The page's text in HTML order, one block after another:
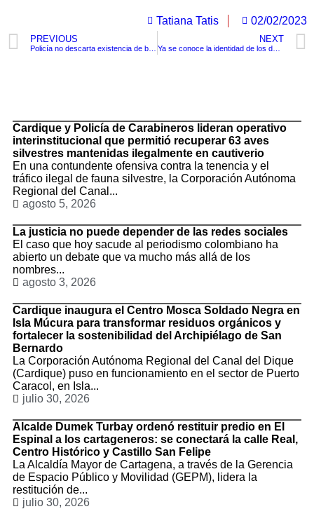
Tatiana Tatis 02/02/2023
PREVIOUS NEXT
Ya se conoce la identidad de los dos jóvenes hallados muertos en un avión de Avianca.
Cardique y Policía de Carabineros lideran operativo
interinstitucional que permitió recuperar 63 aves
silvestres mantenidas ilegalmente en cautiverio
En una contundente ofensiva contra la tenencia y el
tráfico ilegal de fauna silvestre, la Corporación Autónoma
Regional del Canal...
agosto 5, 2026
La justicia no puede depender de las redes sociales
El caso que hoy sacude al periodismo colombiano ha
abierto un debate que va mucho más allá de los
nombres...
agosto 3, 2026
Cardique inaugura el Centro Mosca Soldado Negra en
Isla Múcura para transformar residuos orgánicos y
fortalecer la sostenibilidad del Archipiélago de San
Bernardo
La Corporación Autónoma Regional del Canal del Dique
(Cardique) puso en funcionamiento en el sector de Puerto
Caracol, en Isla...
julio 30, 2026
Alcalde Dumek Turbay ordenó restituir predio en El
Espinal a los cartageneros: se conectará la calle Real,
Centro Histórico y Castillo San Felipe
La Alcaldía Mayor de Cartagena, a través de la Gerencia
de Espacio Público y Movilidad (GEPM), lidera la
restitución de...
julio 30, 2026